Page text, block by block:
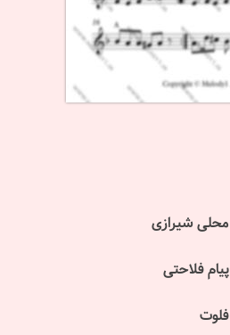
محلی شیرازی
پیام فلاحتی
فلوت